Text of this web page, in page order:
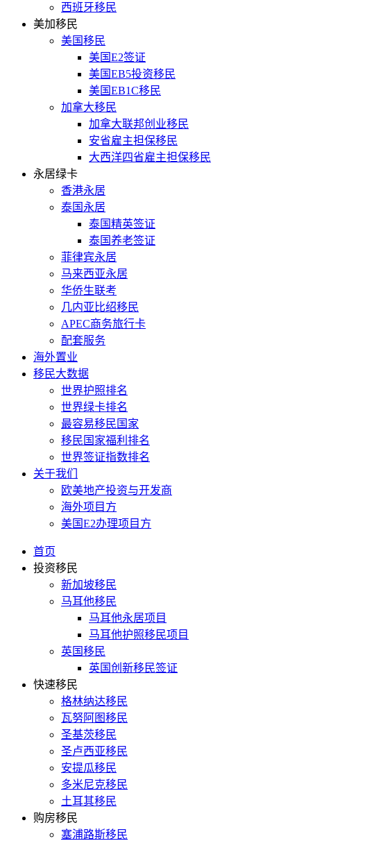
西班牙移民
美加移民
美国移民
美国E2签证
美国EB5投资移民
美国EB1C移民
加拿大移民
加拿大联邦创业移民
安省雇主担保移民
大西洋四省雇主担保移民
永居绿卡
香港永居
泰国永居
泰国精英签证
泰国养老签证
菲律宾永居
马来西亚永居
华侨生联考
几内亚比绍移民
APEC商务旅行卡
配套服务
海外置业
移民大数据
世界护照排名
世界绿卡排名
最容易移民国家
移民国家福利排名
世界签证指数排名
关于我们
欧美地产投资与开发商
海外项目方
美国E2办理项目方
首页
投资移民
新加坡移民
马耳他移民
马耳他永居项目
马耳他护照移民项目
英国移民
英国创新移民签证
快速移民
格林纳达移民
瓦努阿图移民
圣基茨移民
圣卢西亚移民
安提瓜移民
多米尼克移民
土耳其移民
购房移民
塞浦路斯移民